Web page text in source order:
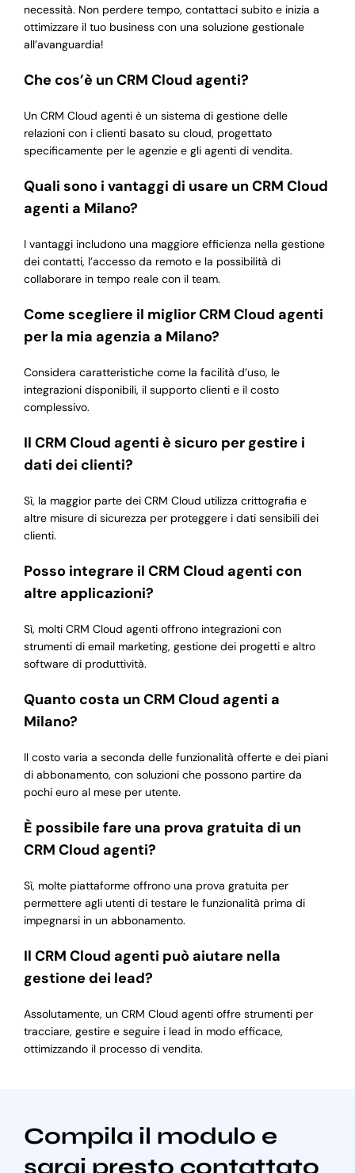
necessità. Non perdere tempo, contattaci subito e inizia a
ottimizzare il tuo business con una soluzione gestionale
all’avanguardia!
Che cos’è un CRM Cloud agenti?
Un CRM Cloud agenti è un sistema di gestione delle
relazioni con i clienti basato su cloud, progettato
specificamente per le agenzie e gli agenti di vendita.
Quali sono i vantaggi di usare un CRM Cloud
agenti a Milano?
I vantaggi includono una maggiore efficienza nella gestione
dei contatti, l’accesso da remoto e la possibilità di
collaborare in tempo reale con il team.
Come scegliere il miglior CRM Cloud agenti
per la mia agenzia a Milano?
Considera caratteristiche come la facilità d’uso, le
integrazioni disponibili, il supporto clienti e il costo
complessivo.
Il CRM Cloud agenti è sicuro per gestire i
dati dei clienti?
Sì, la maggior parte dei CRM Cloud utilizza crittografia e
altre misure di sicurezza per proteggere i dati sensibili dei
clienti.
Posso integrare il CRM Cloud agenti con
altre applicazioni?
Sì, molti CRM Cloud agenti offrono integrazioni con
strumenti di email marketing, gestione dei progetti e altro
software di produttività.
Quanto costa un CRM Cloud agenti a
Milano?
Il costo varia a seconda delle funzionalità offerte e dei piani
di abbonamento, con soluzioni che possono partire da
pochi euro al mese per utente.
È possibile fare una prova gratuita di un
CRM Cloud agenti?
Sì, molte piattaforme offrono una prova gratuita per
permettere agli utenti di testare le funzionalità prima di
impegnarsi in un abbonamento.
Il CRM Cloud agenti può aiutare nella
gestione dei lead?
Assolutamente, un CRM Cloud agenti offre strumenti per
tracciare, gestire e seguire i lead in modo efficace,
ottimizzando il processo di vendita.
Compila il modulo e
sarai presto contattato